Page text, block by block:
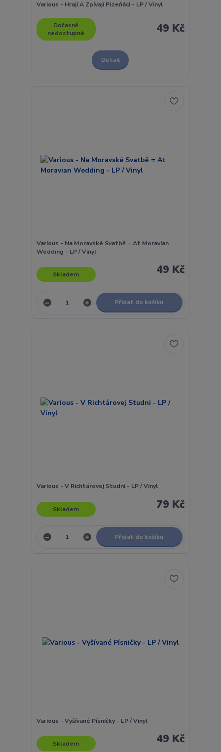
Various - Hrají A Zpívají Plzeňáci - LP / Vinyl
49 Kč
Dočasně
nedostupné
Detail
Various - Na Moravské Svatbě = At Moravian
Wedding - LP / Vinyl
49 Kč
Skladem
Přidat do košíku
Various - V Richtárovej Studni - LP / Vinyl
79 Kč
Skladem
Přidat do košíku
Various - Vyšívané Písničky - LP / Vinyl
49 Kč
Skladem